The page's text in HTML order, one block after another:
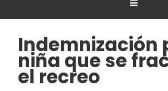
Indemnización
niña que se
el recreo